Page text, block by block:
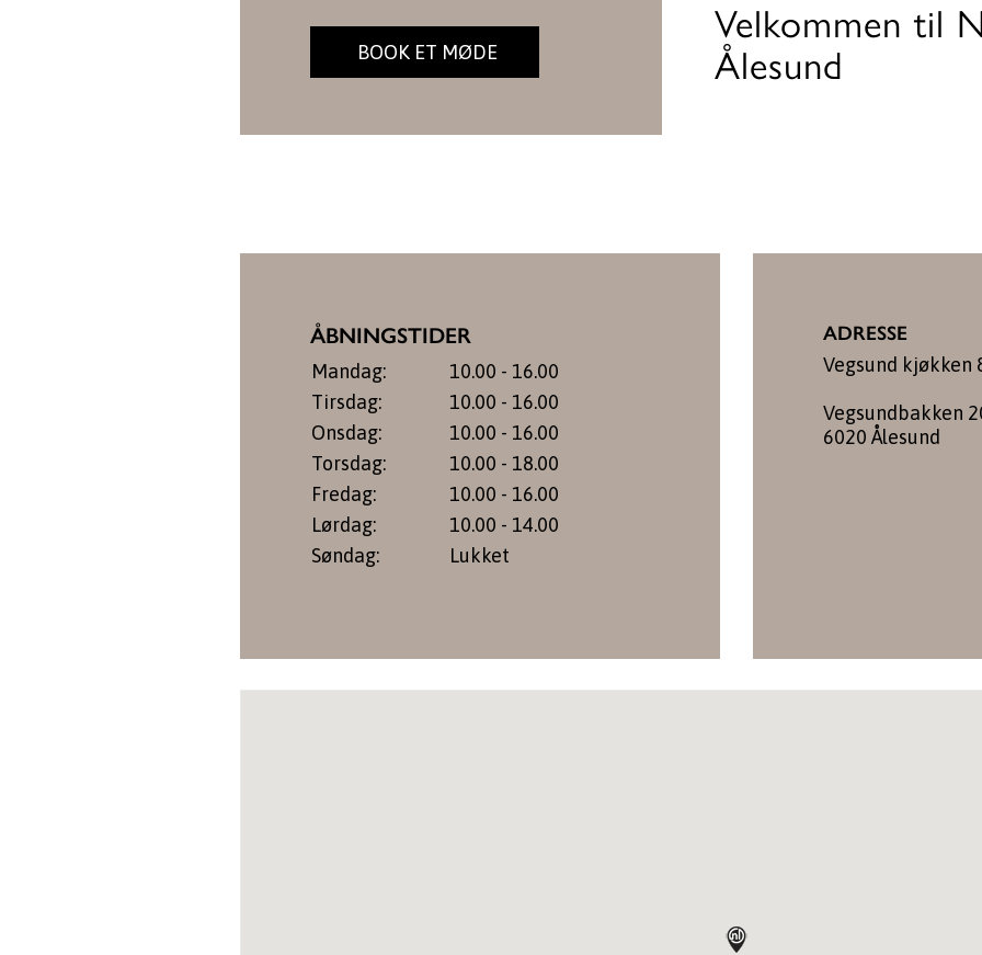
BOOK ET MØDE
Velkommen til
Ålesund
ÅBNINGSTIDER
Mandag:
10.00 - 16.00
Tirsdag:
10.00 - 16.00
Onsdag:
10.00 - 16.00
Torsdag:
10.00 - 18.00
Fredag:
10.00 - 16.00
Lørdag:
10.00 - 14.00
Søndag:
Lukket
ADRESSE
Vegsund kjøkken
Vegsundbakken
6020 Ålesund